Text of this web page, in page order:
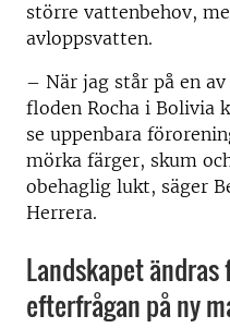
större vattenbehov,
avloppsvatten.
­– När jag står på en
floden Rocha i Bolivia
se uppenbara
mörka färger, skum
obehaglig lukt, säger
Herrera.
Landskapet
efterfrågan på ny